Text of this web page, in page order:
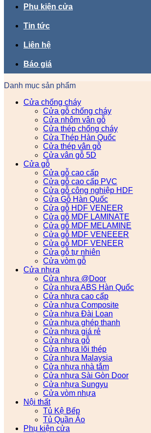
Phụ kiện cửa
Tin tức
Liên hệ
Báo giá
Danh mục sản phẩm
Cửa chống cháy
Cửa gỗ chống cháy
Cửa nhôm vân gỗ
Cửa thép chống cháy
Cửa Thép Hàn Quốc
Cửa thép vân gỗ
Cửa vân gỗ 5D
Cửa gỗ
Cửa gỗ cao cấp
Cửa gỗ cao cấp PVC
Cửa gỗ công nghiệp HDF
Cửa Gỗ Hàn Quốc
Cửa gỗ HDF VENEER
Cửa gỗ MDF LAMINATE
Cửa gỗ MDF MELAMINE
Cửa gỗ MDF VENEEER
Cửa gỗ MDF VENEER
Cửa gỗ tự nhiên
Cửa vòm gỗ
Cửa nhựa
Cửa nhựa @Door
Cửa nhựa ABS Hàn Quốc
Cửa nhựa cao cấp
Cửa nhựa Composite
Cửa nhựa Đài Loan
Cửa nhựa ghép thanh
Cửa nhựa giá rẻ
Cửa nhựa gỗ
Cửa nhựa lõi thép
Cửa nhựa Malaysia
Cửa nhựa nhà tắm
Cửa nhựa Sài Gòn Door
Cửa nhựa Sungyu
Cửa vòm nhựa
Nội thất
Tủ Kệ Bếp
Tủ Quần Áo
Phụ kiện cửa